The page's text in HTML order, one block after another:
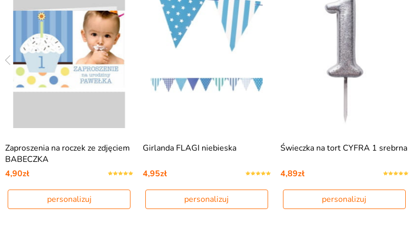
Zaproszenia na roczek ze zdjęciem
BABECZKA
4,90zł
personalizuj
Girlanda FLAGI niebieska
4,95zł
personalizuj
Świeczka na tort CYFRA 1 srebrna
4,89zł
personalizuj